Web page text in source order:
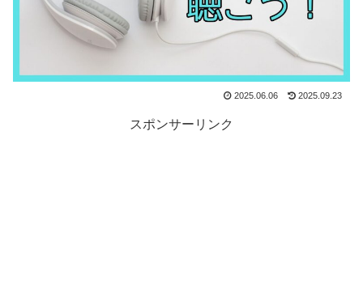
2025.06.06 2025.09.23
スポンサーリンク